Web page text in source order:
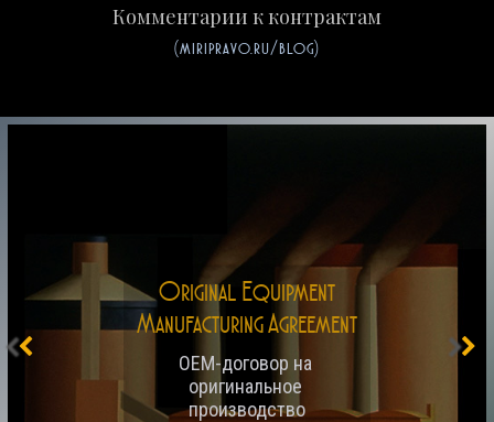
Комментарии к контрактам
(miripravo.ru/blog)
Original Equipment
Manufacturing Agreement
OEM-договор на
оригинальное
производство